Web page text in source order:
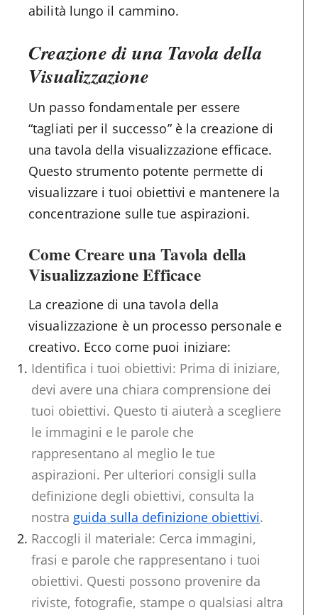
abilità lungo il cammino.
Creazione di una Tavola della
Visualizzazione
Un passo fondamentale per essere
“tagliati per il successo” è la creazione di
una tavola della visualizzazione efficace.
Questo strumento potente permette di
visualizzare i tuoi obiettivi e mantenere la
concentrazione sulle tue aspirazioni.
Come Creare una Tavola della
Visualizzazione Efficace
La creazione di una tavola della
visualizzazione è un processo personale e
creativo. Ecco come puoi iniziare:
Identifica i tuoi obiettivi: Prima di iniziare,
devi avere una chiara comprensione dei
tuoi obiettivi. Questo ti aiuterà a scegliere
le immagini e le parole che
rappresentano al meglio le tue
aspirazioni. Per ulteriori consigli sulla
definizione degli obiettivi, consulta la
nostra guida sulla definizione obiettivi.
Raccogli il materiale: Cerca immagini,
frasi e parole che rappresentano i tuoi
obiettivi. Questi possono provenire da
riviste, fotografie, stampe o qualsiasi altra